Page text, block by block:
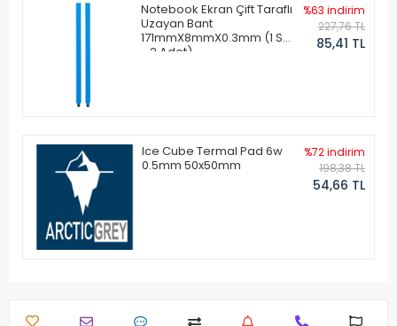
Notebook Ekran Çift Taraflı
Uzayan Bant
171mmX8mmX0.3mm (1 Set
- 2 Adet)
%63 indirim
227,76 TL
85,41 TL
Ice Cube Termal Pad 6w
0.5mm 50x50mm
%72 indirim
198,38 TL
54,66 TL